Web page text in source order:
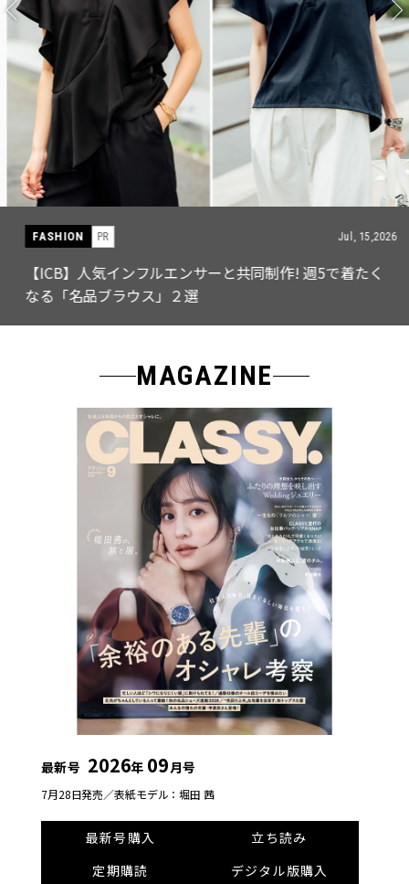
FASHION PR Jul, 15,2026
【ICB】人気インフルエンサーと共同制作! 週5で着たく
なる「名品ブラウス」２選
MAGAZINE
最新号 2026年 09月号
7月28日発売／表紙モデル：堀田 茜
最新号購入
立ち読み
定期購読
デジタル版購入